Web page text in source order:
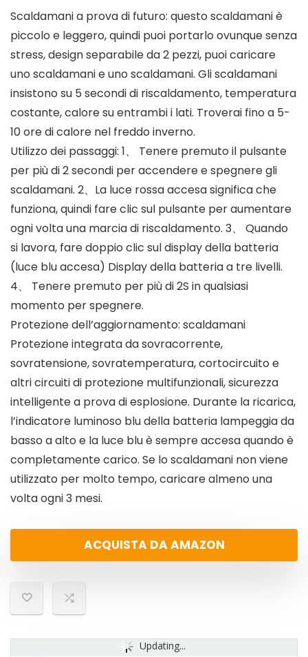
Scaldamani a prova di futuro: questo scaldamani è
piccolo e leggero, quindi puoi portarlo ovunque senza
stress, design separabile da 2 pezzi, puoi caricare
uno scaldamani e uno scaldamani. Gli scaldamani
insistono su 5 secondi di riscaldamento, temperatura
costante, calore su entrambi i lati. Troverai fino a 5-
10 ore di calore nel freddo inverno.
Utilizzo dei passaggi: 1、 Tenere premuto il pulsante
per più di 2 secondi per accendere e spegnere gli
scaldamani. 2、La luce rossa accesa significa che
funziona, quindi fare clic sul pulsante per aumentare
ogni volta una marcia di riscaldamento. 3、 Quando
si lavora, fare doppio clic sul display della batteria
(luce blu accesa) Display della batteria a tre livelli.
4、 Tenere premuto per più di 2S in qualsiasi
momento per spegnere.
Protezione dell’aggiornamento: scaldamani
Protezione integrata da sovracorrente,
sovratensione, sovratemperatura, cortocircuito e
altri circuiti di protezione multifunzionali, sicurezza
intelligente a prova di esplosione. Durante la ricarica,
l’indicatore luminoso blu della batteria lampeggia da
basso a alto e la luce blu è sempre accesa quando è
completamente carico. Se lo scaldamani non viene
utilizzato per molto tempo, caricare almeno una
volta ogni 3 mesi.
ACQUISTA DA AMAZON
Updating...